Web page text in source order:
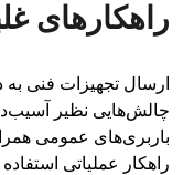
راهکارهای
ارسال تجهیزات فنی به
چالش‌هایی نظیر
باربری‌های عمومی
راهکار عملیاتی